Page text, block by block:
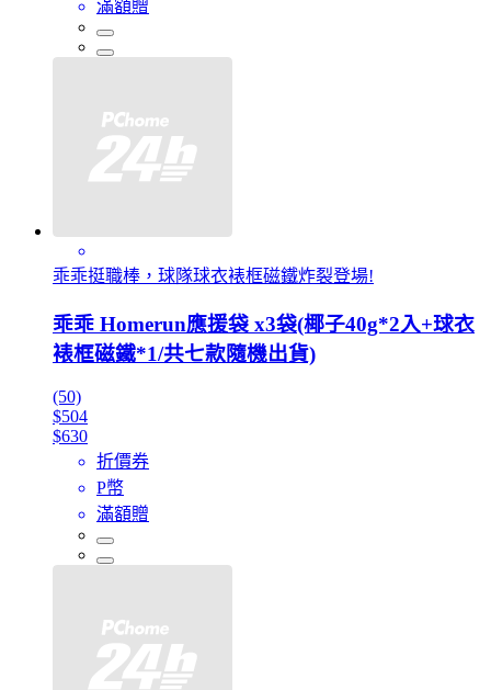
滿額贈
乖乖挺職棒，球隊球衣裱框磁鐵炸裂登場!
乖乖 Homerun應援袋 x3袋(椰子40g*2入+球衣
裱框磁鐵*1/共七款隨機出貨)
(50)
$504
$630
折價券
P幣
滿額贈